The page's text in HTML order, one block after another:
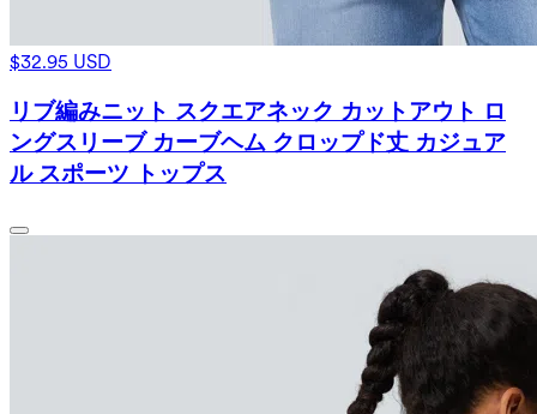
$32.95 USD
リブ編みニット スクエアネック カットアウト ロ
ングスリーブ カーブヘム クロップド丈 カジュア
ル スポーツ トップス